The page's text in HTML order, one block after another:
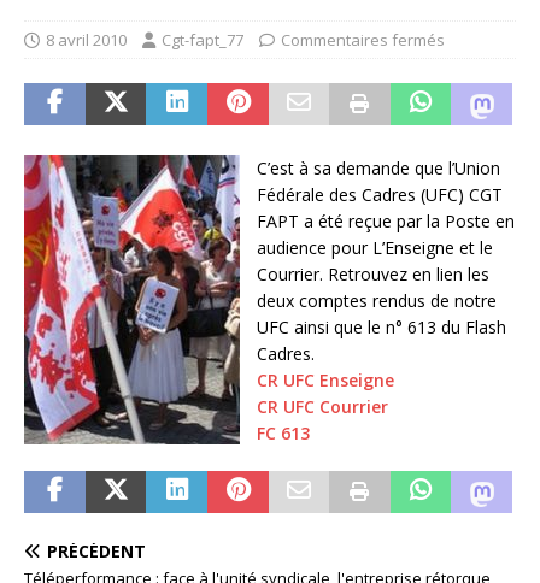
8 avril 2010 Cgt-fapt_77 Commentaires fermés
C’est à sa demande que l’Union
Fédérale des Cadres (UFC) CGT
FAPT a été reçue par la Poste en
audience pour L’Enseigne et le
Courrier. Retrouvez en lien les
deux comptes rendus de notre
UFC ainsi que le n° 613 du Flash
Cadres.
CR UFC Enseigne
CR UFC Courrier
FC 613
PRÉCÉDENT
Téléperformance : face à l'unité syndicale, l'entreprise rétorque